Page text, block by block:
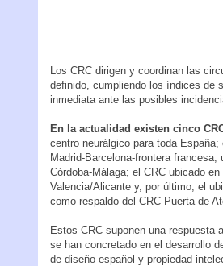
Los CRC dirigen y coordinan las
definido, cumpliendo los índices de
inmediata ante las posibles
En la actualidad existen cinco
centro neurálgico para toda
Madrid-Barcelona-frontera francesa;
Córdoba-Málaga; el CRC ubicado en
Valencia/Alicante y, por último, el
como respaldo del CRC Puerta de
Estos CRC suponen una respuesta
se han concretado en el desarrollo
de diseño español y propiedad